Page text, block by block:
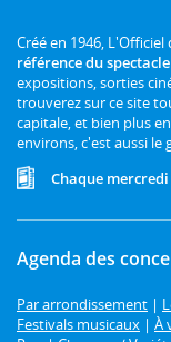
Créé en 1946, L'Officiel
référence du
expositions, sorties
trouverez sur ce site
capitale, et bien plus
environs, c'est aussi
Chaque
Agenda des
Par arrondissement |
Festivals musicaux | À